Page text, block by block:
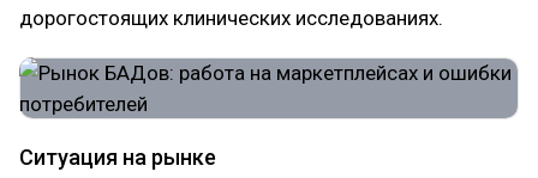
дорогостоящих клинических исследованиях.
Ситуация на рынке